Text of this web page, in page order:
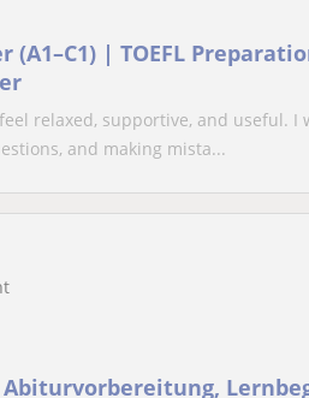
(A1–C1) | TOEFL
relaxed, supportive, and useful.
and making mista...